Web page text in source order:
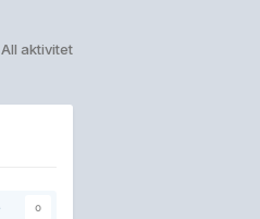
All aktivitet
0